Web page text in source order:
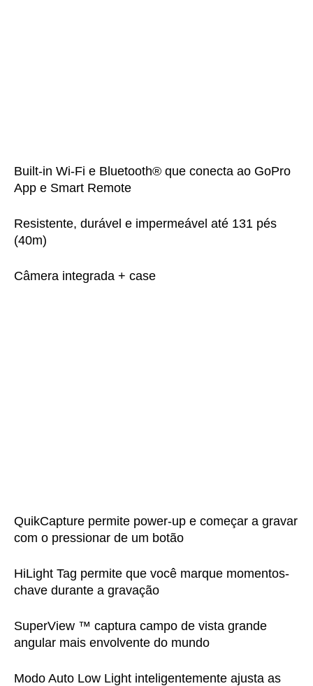
Built-in Wi-Fi e Bluetooth® que conecta ao GoPro
App e Smart Remote
Resistente, durável e impermeável até 131 pés
(40m)
Câmera integrada + case
QuikCapture permite power-up e começar a gravar
com o pressionar de um botão
HiLight Tag permite que você marque momentos-
chave durante a gravação
SuperView ™ captura campo de vista grande
angular mais envolvente do mundo
Modo Auto Low Light inteligentemente ajusta as